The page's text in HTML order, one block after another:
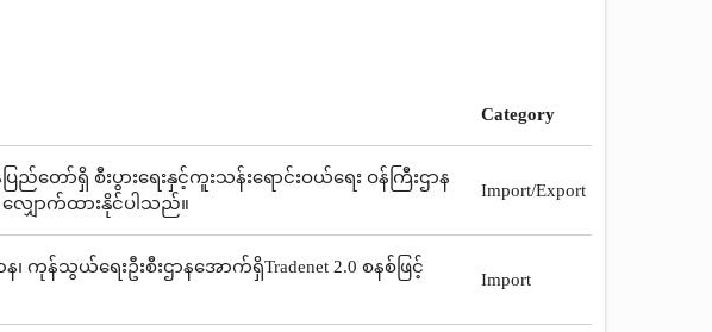
Category
ော်ရှိ စီးပွားရေးနှင့်ကူးသန်းရောင်းဝယ်ရေး ဝန်ကြီးဌာန
ျှောက်ထားနိုင်ပါသည်။
Import/Export
န၊ ကုန်သွယ်ရေးဦးစီးဌာနအောက်ရှိTradenet 2.0 စနစ်ဖြင့်
Import